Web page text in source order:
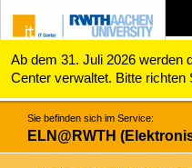
ZUM INHALTSBEREICH
ZUR HAUPTNAVIGATION
ZUR SUCHE
Ab dem 31. Juli 2026 werden
Center verwaltet. Bitte richten
zu den Zoom-Lizenzen (z.B.
servicedesk@itc.rwth-
ELN@RWTH
Sie befinden sich im Service:
ELN@RWTH